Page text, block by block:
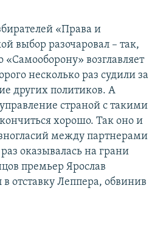
«Права и
выбор разочаровал – так,
возглавляет
несколько раз судили за
других политиков. А
страной с такими
хорошо. Так оно и
между партнерами
оказывалась на грани
премьер Ярослав
отставку Леппера, обвинив